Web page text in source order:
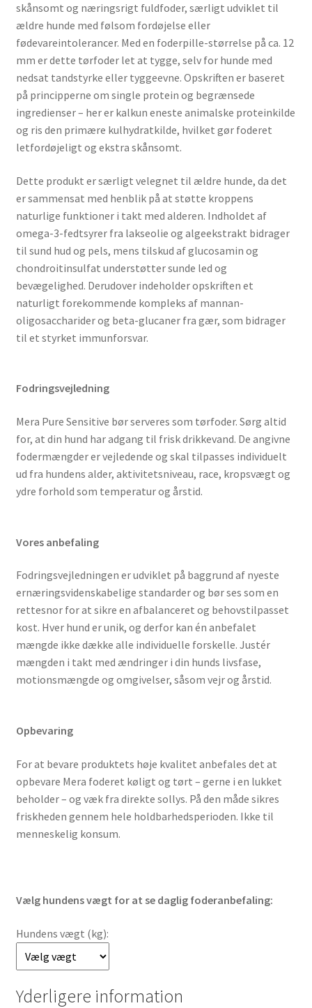
skånsomt og næringsrigt fuldfoder, særligt udviklet til
ældre hunde med følsom fordøjelse eller
fødevareintolerancer. Med en foderpille-størrelse på ca. 12
mm er dette tørfoder let at tygge, selv for hunde med
nedsat tandstyrke eller tyggeevne. Opskriften er baseret
på principperne om single protein og begrænsede
ingredienser – her er kalkun eneste animalske proteinkilde
og ris den primære kulhydratkilde, hvilket gør foderet
letfordøjeligt og ekstra skånsomt.
Dette produkt er særligt velegnet til ældre hunde, da det
er sammensat med henblik på at støtte kroppens
naturlige funktioner i takt med alderen. Indholdet af
omega-3-fedtsyrer fra lakseolie og algeekstrakt bidrager
til sund hud og pels, mens tilskud af glucosamin og
chondroitinsulfat understøtter sunde led og
bevægelighed. Derudover indeholder opskriften et
naturligt forekommende kompleks af mannan-
oligosaccharider og beta-glucaner fra gær, som bidrager
til et styrket immunforsvar.
Fodringsvejledning
Mera Pure Sensitive bør serveres som tørfoder. Sørg altid
for, at din hund har adgang til frisk drikkevand. De angivne
fodermængder er vejledende og skal tilpasses individuelt
ud fra hundens alder, aktivitetsniveau, race, kropsvægt og
ydre forhold som temperatur og årstid.
Vores anbefaling
Fodringsvejledningen er udviklet på baggrund af nyeste
ernæringsvidenskabelige standarder og bør ses som en
rettesnor for at sikre en afbalanceret og behovstilpasset
kost. Hver hund er unik, og derfor kan én anbefalet
mængde ikke dække alle individuelle forskelle. Justér
mængden i takt med ændringer i din hunds livsfase,
motionsmængde og omgivelser, såsom vejr og årstid.
Opbevaring
For at bevare produktets høje kvalitet anbefales det at
opbevare Mera foderet køligt og tørt – gerne i en lukket
beholder – og væk fra direkte sollys. På den måde sikres
friskheden gennem hele holdbarhedsperioden. Ikke til
menneskelig konsum.
Vælg hundens vægt for at se daglig foderanbefaling:
Hundens vægt (kg):
Yderligere information